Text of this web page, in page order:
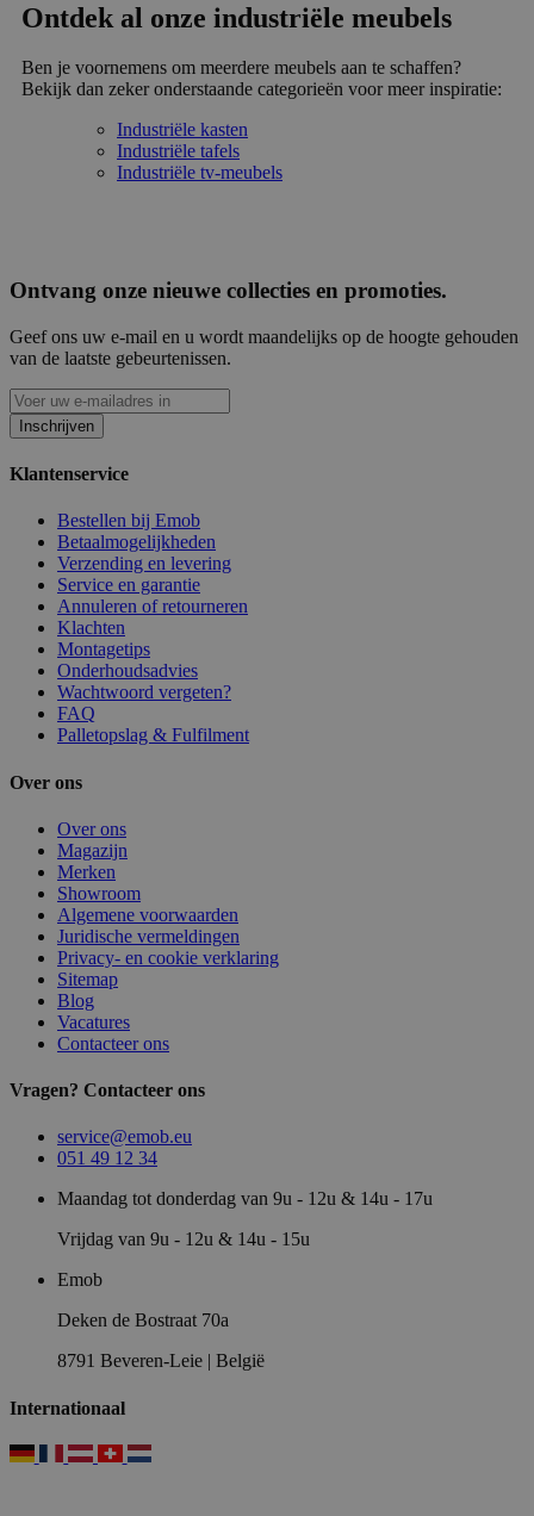
Ontdek al onze industriële meubels
Ben je voornemens om meerdere meubels aan te schaffen?
Bekijk dan zeker onderstaande categorieën voor meer inspiratie:
Industriële kasten
Industriële tafels
Industriële tv-meubels
Ontvang onze nieuwe collecties en promoties.
Geef ons uw e-mail en u wordt maandelijks op de hoogte gehouden
van de laatste gebeurtenissen.
Inschrijven
Klantenservice
Bestellen bij Emob
Betaalmogelijkheden
Verzending en levering
Service en garantie
Annuleren of retourneren
Klachten
Montagetips
Onderhoudsadvies
Wachtwoord vergeten?
FAQ
Palletopslag & Fulfilment
Over ons
Over ons
Magazijn
Merken
Showroom
Algemene voorwaarden
Juridische vermeldingen
Privacy- en cookie verklaring
Sitemap
Blog
Vacatures
Contacteer ons
Vragen? Contacteer ons
service@emob.eu
051 49 12 34
Maandag tot donderdag van 9u - 12u & 14u - 17u
Vrijdag van 9u - 12u & 14u - 15u
Emob
Deken de Bostraat 70a
8791 Beveren-Leie | België
Internationaal